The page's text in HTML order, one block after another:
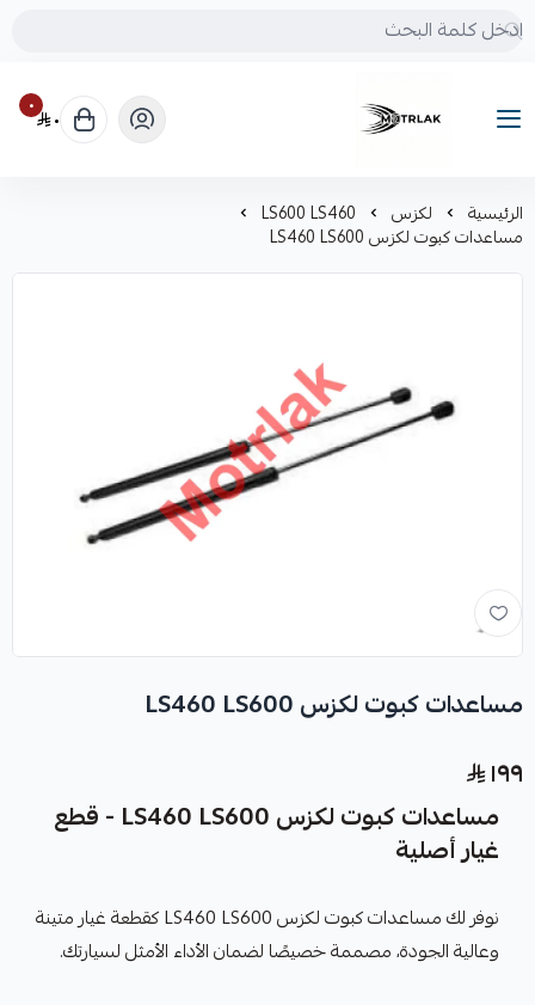
Motrlak
٠ ٠
الرئيسية لكزس LS600 LS460
مساعدات كبوت لكزس LS460 LS600
مساعدات كبوت لكزس LS460 LS600
١٩٩
مساعدات كبوت لكزس LS460 LS600 - قطع
غيار أصلية
نوفر لك مساعدات كبوت لكزس LS460 LS600 كقطعة غيار متينة
وعالية الجودة، مصممة خصيصًا لضمان الأداء الأمثل لسيارتك.